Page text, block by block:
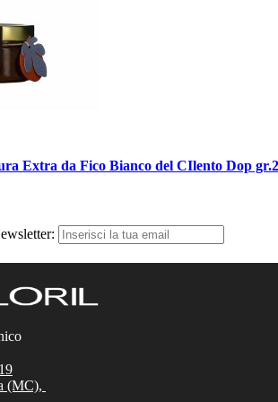
Extra da Fico Bianco del CIlento Dop
(MC),